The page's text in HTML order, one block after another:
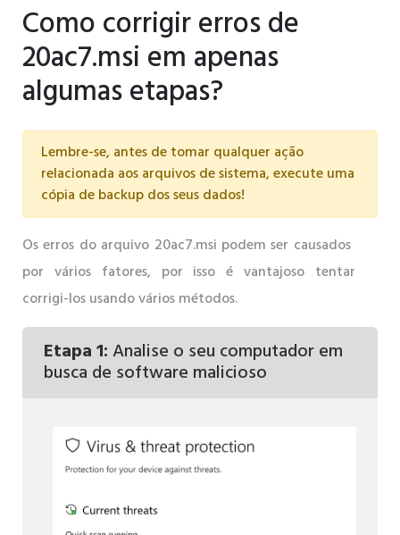
Como corrigir erros de
20ac7.msi em apenas
algumas etapas?
Lembre-se, antes de tomar qualquer ação
relacionada aos arquivos de sistema, execute uma
cópia de backup dos seus dados!
Os erros do arquivo 20ac7.msi podem ser causados ​​
por vários fatores, por isso é vantajoso tentar
corrigi-los usando vários métodos.
Etapa 1:Analise o seu computador em
busca de software malicioso